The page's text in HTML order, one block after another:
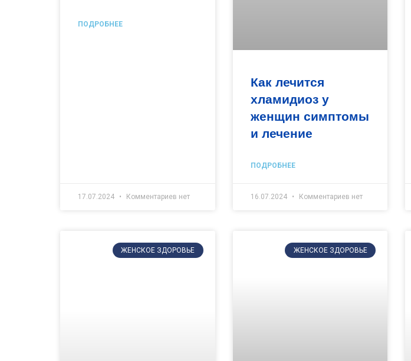
ПОДРОБНЕЕ
17.07.2024 Комментариев нет
Как лечится
хламидиоз у
женщин симптомы
и лечение
ПОДРОБНЕЕ
16.07.2024 Комментариев нет
ЖЕНСКОЕ ЗДОРОВЬЕ ЖЕНСКОЕ ЗДОРОВЬЕ